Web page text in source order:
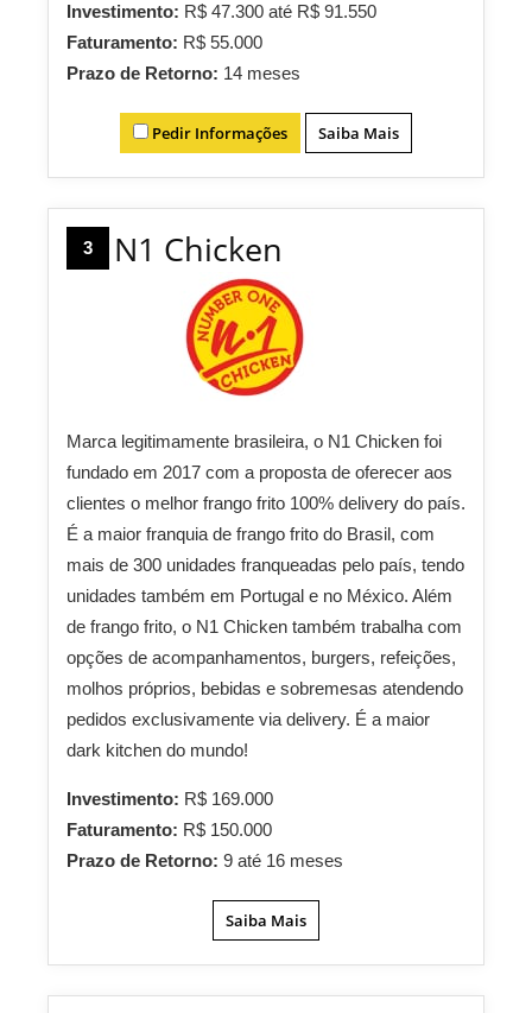
Investimento: R$ 47.300 até R$ 91.550
Faturamento: R$ 55.000
Prazo de Retorno: 14 meses
Pedir Informações Saiba Mais
3 N1 Chicken
Marca legitimamente brasileira, o N1 Chicken foi
fundado em 2017 com a proposta de oferecer aos
clientes o melhor frango frito 100% delivery do país.
É a maior franquia de frango frito do Brasil, com
mais de 300 unidades franqueadas pelo país, tendo
unidades também em Portugal e no México. Além
de frango frito, o N1 Chicken também trabalha com
opções de acompanhamentos, burgers, refeições,
molhos próprios, bebidas e sobremesas atendendo
pedidos exclusivamente via delivery. É a maior
dark kitchen do mundo!
Investimento: R$ 169.000
Faturamento: R$ 150.000
Prazo de Retorno: 9 até 16 meses
Saiba Mais